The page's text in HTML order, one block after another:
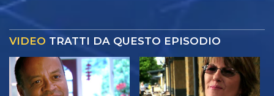
VIDEO TRATTI DA QUESTO EPISODIO